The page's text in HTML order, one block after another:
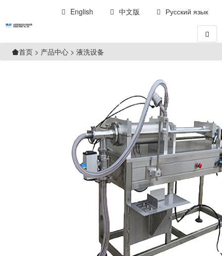
English 中文版 Русский язык
首页 > 产品中心 > 液洗设备